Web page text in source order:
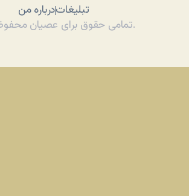
درباره منتبلیغات
تمامی حقوق برای عصیان محفوظ است.